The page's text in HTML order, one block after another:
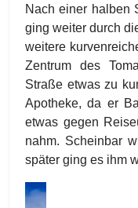
Nach einer halben
ging weiter durch
weitere
Zentrum des
Straße etwas zu
Apotheke, da er
etwas gegen
nahm. Scheinbar
später ging es ihm